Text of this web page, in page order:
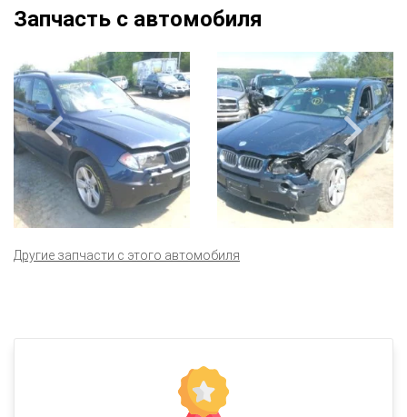
Запчасть с автомобиля
Другие запчасти с этого автомобиля